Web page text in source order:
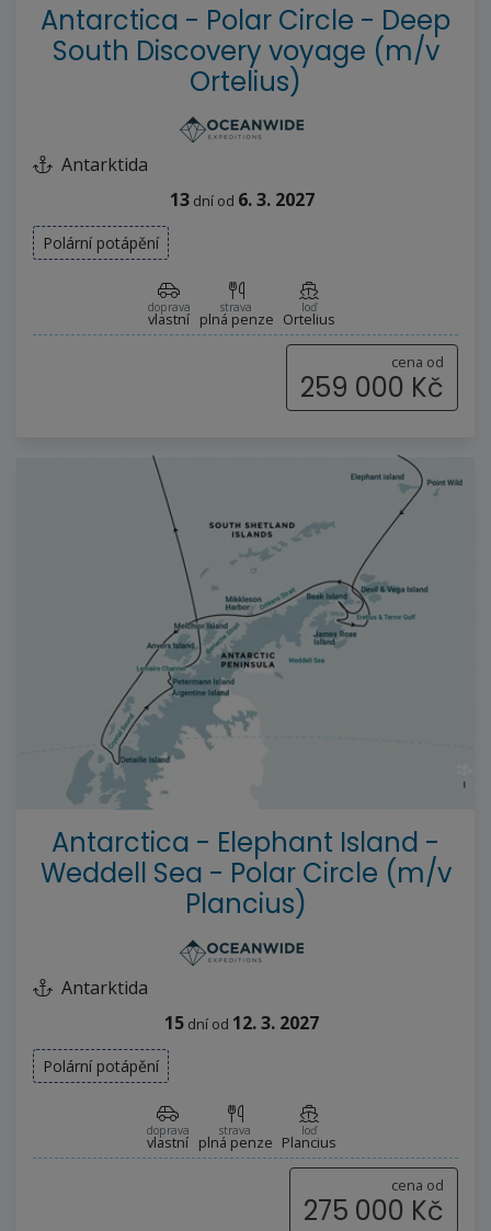
Antarctica - Polar Circle - Deep
South Discovery voyage (m/v
Ortelius)
Antarktida
13dní od 6. 3. 2027
Polární potápění
doprava
vlastní
strava
plná penze
loď
Ortelius
cena od
259 000 Kč
Antarctica - Elephant Island -
Weddell Sea - Polar Circle (m/v
Plancius)
Antarktida
15 dní od 12. 3. 2027
Polární potápění
doprava
vlastní
strava
plná penze
loď
Plancius
cena od
275 000 Kč